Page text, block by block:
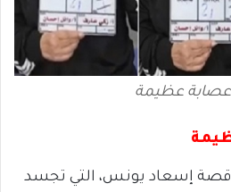
عصابة عظيمة
قصة إسعاد يونس، التي تجسد